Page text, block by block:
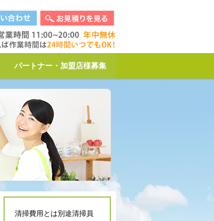
パートナー・加盟店様募集
清掃費用とは別途清掃員